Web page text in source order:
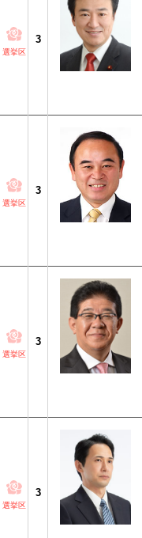
選挙区
3
選挙区
3
選挙区
3
選挙区
3